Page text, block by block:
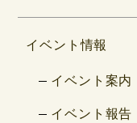
イベント情報
イベント案内
イベント報告